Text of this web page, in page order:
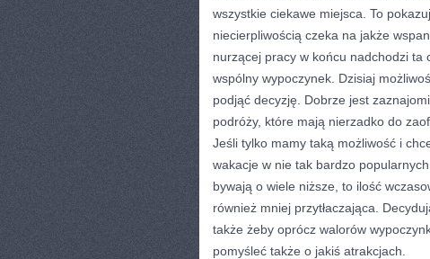
wszystkie ciekawe miejsca. To
niecierpliwością czeka na jakże
nurzącej pracy w końcu nadchodzi ta
wspólny wypoczynek. Dzisiaj
podjąć decyzję. Dobrze jest
podróży, które mają nierzadko do
Jeśli tylko mamy taką możliwość i
wakacje w nie tak bardzo
bywają o wiele niższe, to ilość
również mniej przytłaczająca.
także żeby oprócz walorów
pomyśleć także o jakiś atrakcjach.